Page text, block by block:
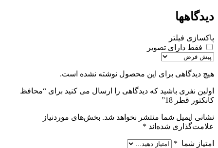
دیدگاهها
پاکسازی فیلتر
فقط دارای تصویر
هیچ دیدگاهی برای این محصول نوشته نشده است.
اولین نفری باشید که دیدگاهی را ارسال می کنید برای “محافظ
کانکتور قطر 18”
نشانی ایمیل شما منتشر نخواهد شد. بخش‌های موردنیاز
علامت‌گذاری شده‌اند *
امتیاز شما *